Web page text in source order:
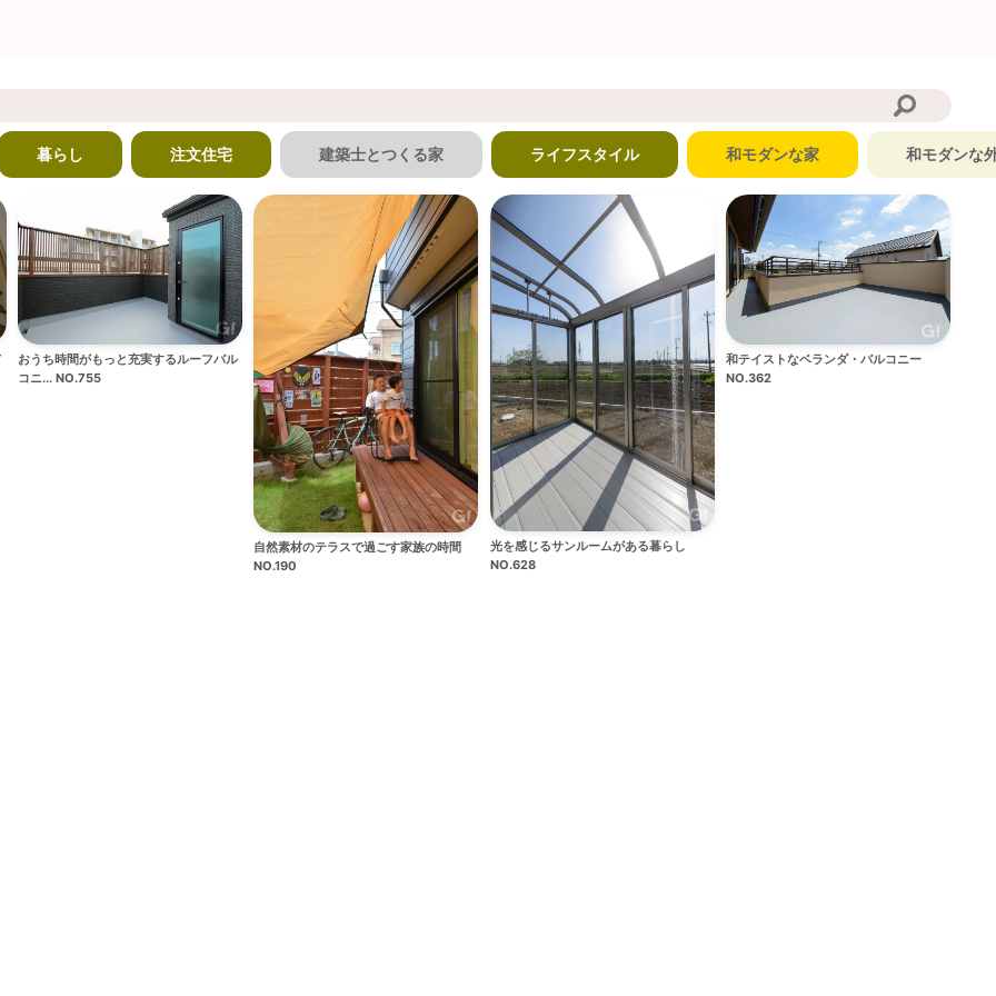
暮らし 注文住宅 建築士とつくる家 ライフスタイル 和モダンな家 和モダンな
おうち時間がもっと充実するルーフバル
コニ... NO.755
自然素材のテラスで過ごす家族の時間
NO.190
光を感じるサンルームがある暮らし
NO.628
和テイストなベランダ・バルコニー
NO.362